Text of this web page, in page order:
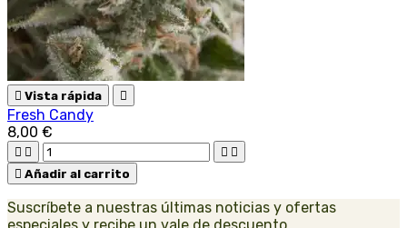
 Vista rápida 
Fresh Candy
8,00 €
   
 Añadir al carrito
Suscríbete a nuestras últimas noticias y ofertas